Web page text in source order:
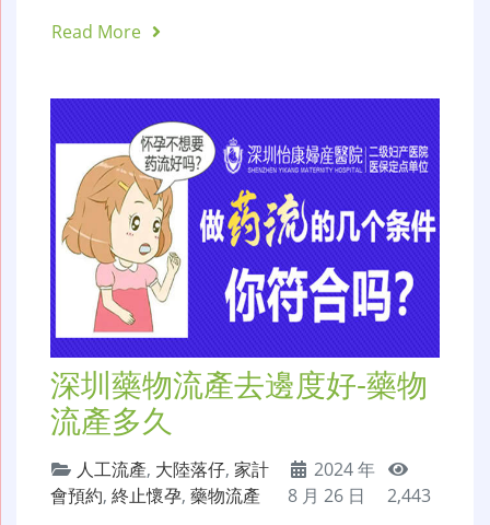
Read More
深圳藥物流產去邊度好-藥物
流產多久
人工流產, 大陸落仔, 家計
會預約, 終止懷孕, 藥物流產
2024 年
8 月 26 日
2,443